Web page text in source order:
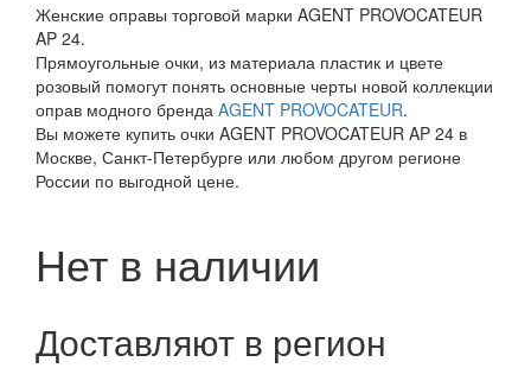
Женские оправы торговой марки AGENT PROVOCATEUR
AP 24.
Прямоугольные очки, из материала пластик и цвете
розовый помогут понять основные черты новой коллекции
оправ модного бренда AGENT PROVOCATEUR.
Вы можете купить очки AGENT PROVOCATEUR AP 24 в
Москве, Санкт-Петербурге или любом другом регионе
России по выгодной цене.
Нет в наличии
Доставляют в регион